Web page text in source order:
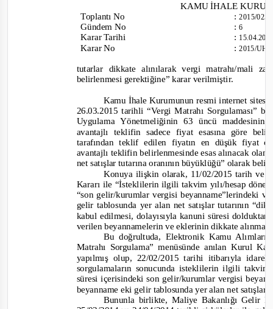
KAMU İHALE
ToplantıNo
Gündem No
Karar Tarihi
Karar No
:2015/025
:6
:
:2015/
tutarlar dikkate alınılarak vergi matrahı/mali
belirlenmesi gerektiğine” karar verilmiştir.
Kamu İhale Kurumunun resmi internet sitesi
26.03.2015 tarihli“Vergi Matrahı Sorgulaması”
Uygulama Yönetmeliğinin 63 üncü
avantajlı teklifin sadece fiyat esasına göre
tarafından teklif edilen fiyatın en düşük fiyat
avantajlı teklifin belirlenmesinde esas alınacak
net satışlar tutarına oranının büyüklüğü” olarak
Konuya ilişkin olarak, 11/02/2015 tarih ve
Kararı ile “İsteklilerin ilgili takvim yılı/hesap
“son gelir/kurumlar vergisi beyanname”lerindeki
gelir tablosunda yer alan net satışlar tutarının
kabul edilmesi, dolayısıyla kanuni süresi
verilen beyannamelerin ve eklerinin dikkate
Bu doğrultuda, Elektronik Kamu
Matrahı Sorgulama” menüsünde anılan Kurul
yapılmış olup, 22/02/2015 tarihi itibarıyla
sorgulamaların sonucunda isteklilerin ilgili
süresi içerisindeki son gelir/kurumlar vergisi
beyanname eki gelir tablosunda yer alan net satışlar
Bununla birlikte, Maliye Bakanlığı Gelir